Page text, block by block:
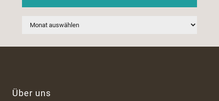
Archiv
Über uns